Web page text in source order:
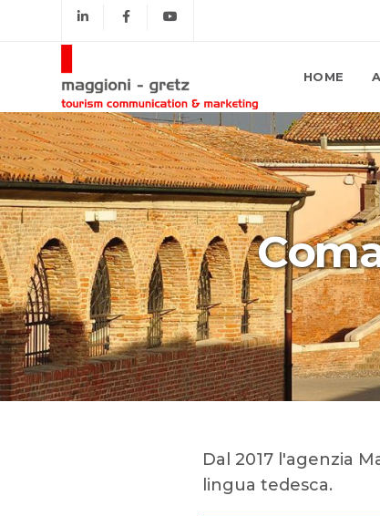
HOME
Dal 2017 l'agenzia
lingua tedesca.